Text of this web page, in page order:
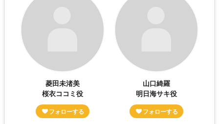
菱田未渚美
桜衣ココミ役
山口綺羅
明日海サキ役